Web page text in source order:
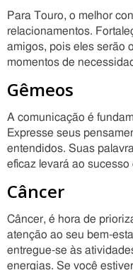
Para Touro, o melhor
relacionamentos.
amigos, pois eles serão
momentos de
Gêmeos
A comunicação é
Expresse seus
entendidos. Suas
eficaz levará ao
Câncer
Câncer, é hora de
atenção ao seu bem-
entregue-se às
energias. Se você